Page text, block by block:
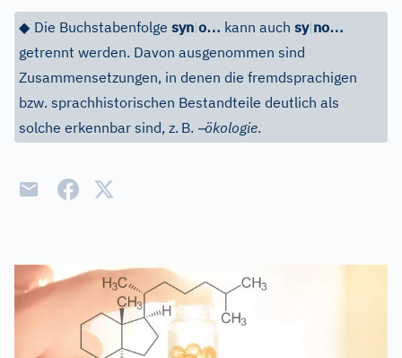
◆ Die Buchstabenfolge syn|o… kann auch sy|no…
getrennt werden. Davon ausgenommen sind
Zusammensetzungen, in denen die fremdsprachigen
bzw. sprachhistorischen Bestandteile deutlich als
solche erkennbar sind, z. B. –ökologie.